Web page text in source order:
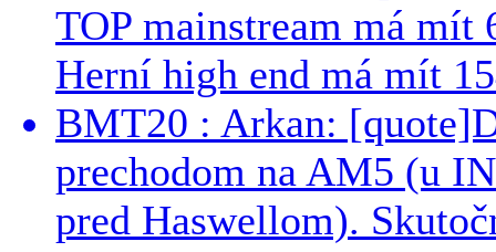
TOP mainstream má
Herní high end má mít
BMT20 : Arkan:
prechodom na AM5 (u
pred Haswellom).